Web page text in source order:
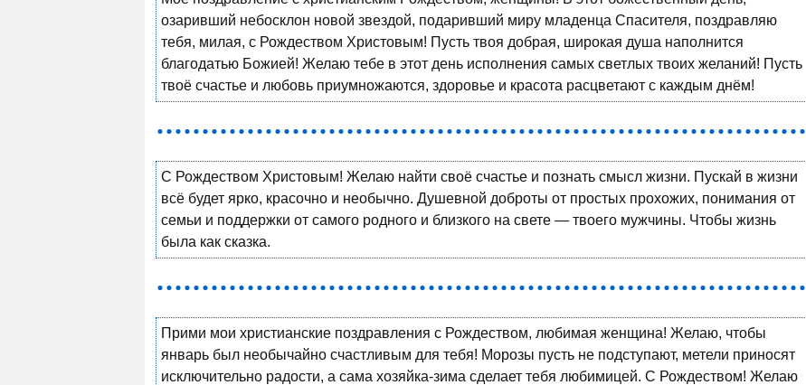
озаривший небосклон новой звездой, подаривший миру младенца Спасителя, поздравляю
тебя, милая, с Рождеством Христовым! Пусть твоя добрая, широкая душа наполнится
благодатью Божией! Желаю тебе в этот день исполнения самых светлых твоих желаний! Пусть
твоё счастье и любовь приумножаются, здоровье и красота расцветают с каждым днём!
С Рождеством Христовым! Желаю найти своё счастье и познать смысл жизни. Пускай в жизни
всё будет ярко, красочно и необычно. Душевной доброты от простых прохожих, понимания от
семьи и поддержки от самого родного и близкого на свете — твоего мужчины. Чтобы жизнь
была как сказка.
Прими мои христианские поздравления с Рождеством, любимая женщина! Желаю, чтобы
январь был необычайно счастливым для тебя! Морозы пусть не подступают, метели приносят
исключительно радости, а сама хозяйка-зима сделает тебя любимицей. С Рождеством! Желаю